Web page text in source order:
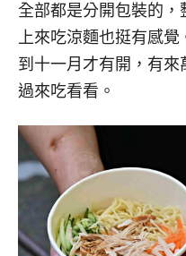
全部都是分開包裝的
上來吃涼麵也挺有感
到十一月才有開，有
過來吃看看。